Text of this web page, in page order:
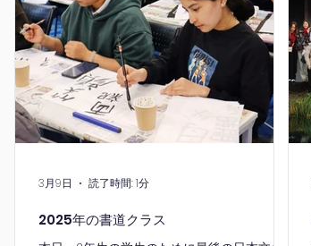
2025年の書道クラス
3月9日 読了時間: 1分